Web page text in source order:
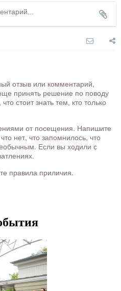
отзыв или комментарий,
принять решение по поводу
стоит знать тем, кто только
от посещения. Напишите
нет, что запомнилось, что
Если вы ходили с
правила приличия.